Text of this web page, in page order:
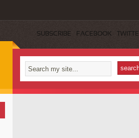
SUBSCRIBE FACEBOOK